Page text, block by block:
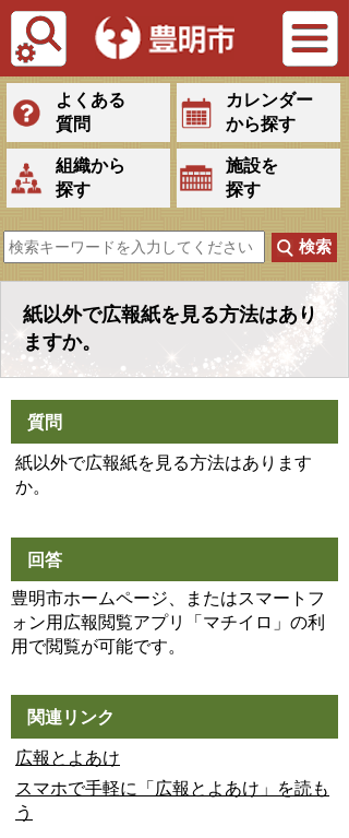
Tiếng Việt
よくある
質問
カレンダー
から探す
組織から
探す
施設を
探す
紙以外で広報紙を見る方法はあり
ますか。
質問
紙以外で広報紙を見る方法はあります
か。
回答
豊明市ホームページ、またはスマートフ
ォン用広報閲覧アプリ「マチイロ」の利
用で閲覧が可能です。
関連リンク
広報とよあけ
スマホで手軽に「広報とよあけ」を読も
う